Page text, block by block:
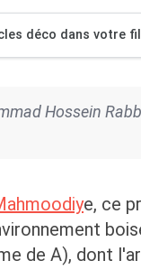
déco dans votre
Hossein
e, ce
de A), dont